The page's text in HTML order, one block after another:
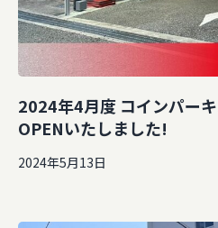
2024年4月度 コインパー
OPENいたしました!
2024年5月13日